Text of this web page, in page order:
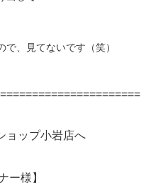
、見てないです（笑）
ョップ小岩店へ
ー様】